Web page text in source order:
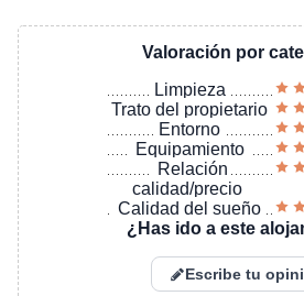
Valoración por
Limpieza
Trato del propietario
Entorno
Equipamiento
Relación
calidad/precio
Calidad del sueño
¿Has ido a este
Escribe tu